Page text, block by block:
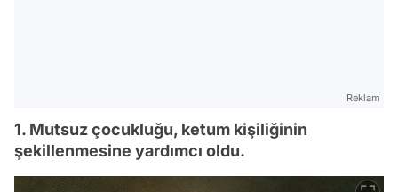
Reklam
1. Mutsuz çocukluğu, ketum kişiliğinin
şekillenmesine yardımcı oldu.